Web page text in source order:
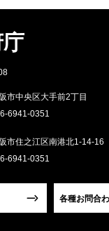
市中央区大手前2丁目
6941-0351
市住之江区南港北1-14-16
6941-0351
各種お問合